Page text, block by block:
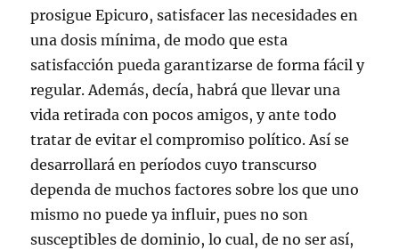
prosigue Epicuro, satisfacer las necesidades en
una dosis mínima, de modo que esta
satisfacción pueda garantizarse de forma fácil y
regular. Además, decía, habrá que llevar una
vida retirada con pocos amigos, y ante todo
tratar de evitar el compromiso político. Así se
desarrollará en períodos cuyo transcurso
dependa de muchos factores sobre los que uno
mismo no puede ya influir, pues no son
susceptibles de dominio, lo cual, de no ser así,